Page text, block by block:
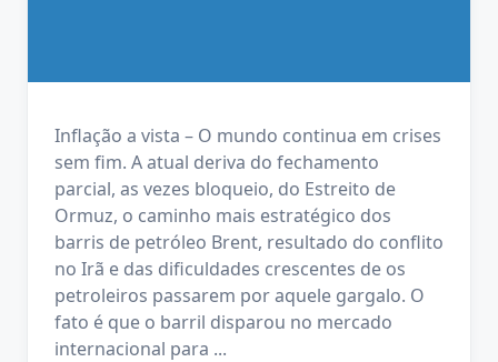
Inflação a vista – O mundo continua em crises
sem fim. A atual deriva do fechamento
parcial, as vezes bloqueio, do Estreito de
Ormuz, o caminho mais estratégico dos
barris de petróleo Brent, resultado do conflito
no Irã e das dificuldades crescentes de os
petroleiros passarem por aquele gargalo. O
fato é que o barril disparou no mercado
internacional para ...